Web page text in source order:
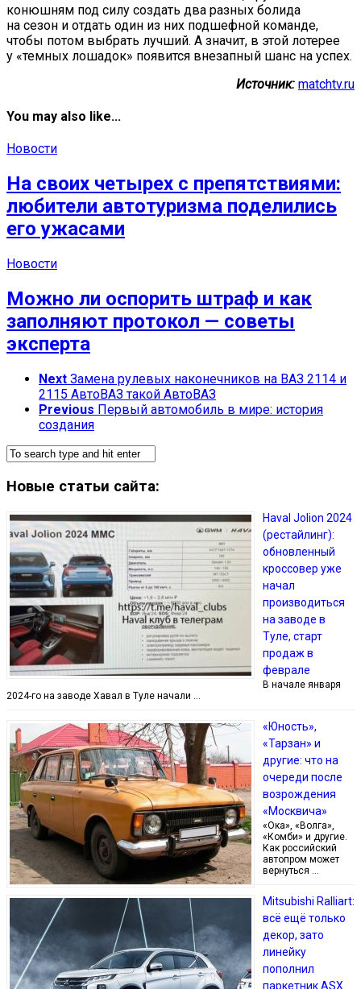
конюшням под силу создать два разных болида
на сезон и отдать один из них подшефной команде,
чтобы потом выбрать лучший. А значит, в этой лотерее
у «темных лошадок» появится внезапный шанс на успех.
Источник: matchtv.ru
You may also like...
Новости
На своих четырех с препятствиями:
любители автотуризма поделились
его ужасами
Новости
Можно ли оспорить штраф и как
заполняют протокол — советы
эксперта
Next Замена рулевых наконечников на ВАЗ 2114 и
2115 АвтоВАЗ такой АвтоВАЗ
Previous Первый автомобиль в мире: история
создания
Новые статьи сайта:
Haval Jolion 2024
(рестайлинг):
обновленный
кроссовер уже
начал
производиться
на заводе в
Туле, старт
продаж в
феврале
В начале января
2024-го на заводе Хавал в Туле начали …
«Юность»,
«Тарзан» и
другие: что на
очереди после
возрождения
«Москвича»
«Ока», «Волга»,
«Комби» и другие.
Как российский
автопром может
вернуться …
Mitsubishi Ralliart:
всё ещё только
декор, зато
линейку
пополнил
паркетник ASX